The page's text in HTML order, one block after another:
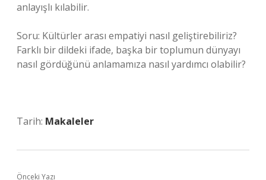
anlayışlı kılabilir.
Soru: Kültürler arası empatiyi nasıl geliştirebiliriz?
Farklı bir dildeki ifade, başka bir toplumun dünyayı
nasıl gördüğünü anlamamıza nasıl yardımcı olabilir?
Tarih: Makaleler
Önceki Yazı